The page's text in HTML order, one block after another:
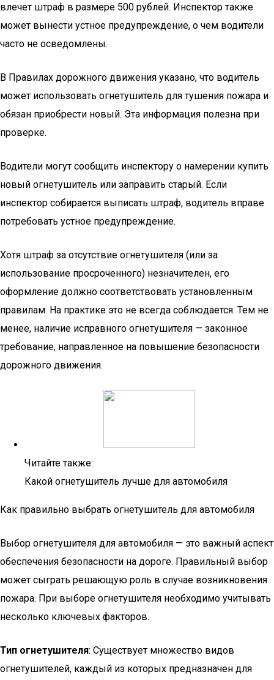
влечет штраф в размере 500 рублей. Инспектор также
может вынести устное предупреждение, о чем водители
часто не осведомлены.
В Правилах дорожного движения указано, что водитель
может использовать огнетушитель для тушения пожара и
обязан приобрести новый. Эта информация полезна при
проверке.
Водители могут сообщить инспектору о намерении купить
новый огнетушитель или заправить старый. Если
инспектор собирается выписать штраф, водитель вправе
потребовать устное предупреждение.
Хотя штраф за отсутствие огнетушителя (или за
использование просроченного) незначителен, его
оформление должно соответствовать установленным
правилам. На практике это не всегда соблюдается. Тем не
менее, наличие исправного огнетушителя — законное
требование, направленное на повышение безопасности
дорожного движения.
Читайте также:
Какой огнетушитель лучше для автомобиля
Как правильно выбрать огнетушитель для автомобиля
Выбор огнетушителя для автомобиля — это важный аспект
обеспечения безопасности на дороге. Правильный выбор
может сыграть решающую роль в случае возникновения
пожара. При выборе огнетушителя необходимо учитывать
несколько ключевых факторов.
Тип огнетушителя: Существует множество видов
огнетушителей, каждый из которых предназначен для